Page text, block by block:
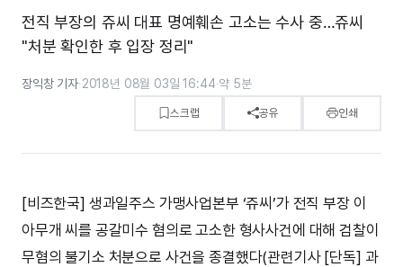
전직 부장의 쥬씨 대표 명예훼손 고소는 수사 중…쥬씨
"처분 확인한 후 입장 정리"
장익창 기자·2018년 08월 03일 16:44·약 5분
스크랩 공유 인쇄
[비즈한국] 생과일주스 가맹사업본부 ‘쥬씨’가 전직 부장 이
아무개 씨를 공갈미수 혐의로 고소한 형사사건에 대해 검찰이
무혐의 불기소 처분으로 사건을 종결했다(관련기사 [단독] 과